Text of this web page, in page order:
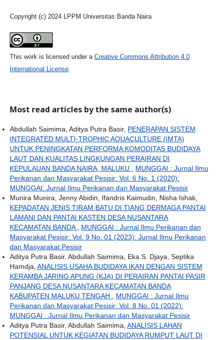
Copyright (c) 2024 LPPM Universitas Banda Naira
This work is licensed under a Creative Commons Attribution 4.0
International License.
Most read articles by the same author(s)
Abdullah Saimima, Aditya Putra Basir, PENERAPAN SISTEM
INTEGRATED MULTI-TROPHIC AQUACULTURE (IMTA)
UNTUK PENINGKATAN PERFORMA KOMODITAS BUDIDAYA
LAUT DAN KUALITAS LINGKUNGAN PERAIRAN DI
KEPULAUAN BANDA NAIRA, MALUKU
MUNGGAI : Jurnal Ilmu
Perikanan dan Masyarakat Pesisir: Vol. 6 No. 1 (2020):
MUNGGAI: Jurnal Ilmu Perikanan dan Masyarakat Pesisir
Munira Munira, Jenny Abidin, Ifandris Kaimudin, Nisha Ishak,
KEPADATAN JENIS TIRAM BATU DI TIANG DERMAGA PANTAI
LAMANI DAN PANTAI KASTEN DESA NUSANTARA
KECAMATAN BANDA
MUNGGAI : Jurnal Ilmu Perikanan dan
Masyarakat Pesisir: Vol. 9 No. 01 (2023): Jurnal Ilmu Perikanan
dan Masyarakat Pesisir
Aditya Putra Basir, Abdullah Saimima, Eka S. Djaya, Septika
Hamdja, ANALISIS USAHA BUDIDAYA IKAN DENGAN SISTEM
KERAMBA JARING APUNG (KJA) DI PERAIRAN PANTAI PASIR
PANJANG DESA NUSANTARA KECAMATAN BANDA
KABUPATEN MALUKU TENGAH
MUNGGAI : Jurnal Ilmu
Perikanan dan Masyarakat Pesisir: Vol. 8 No. 01 (2022):
MUNGGAI : Jurnal Ilmu Perikanan dan Masyarakat Pesisir
Aditya Putra Basir, Abdullah Saimima, ANALISIS LAHAN
POTENSIAL UNTUK KEGIATAN BUDIDAYA RUMPUT LAUT DI